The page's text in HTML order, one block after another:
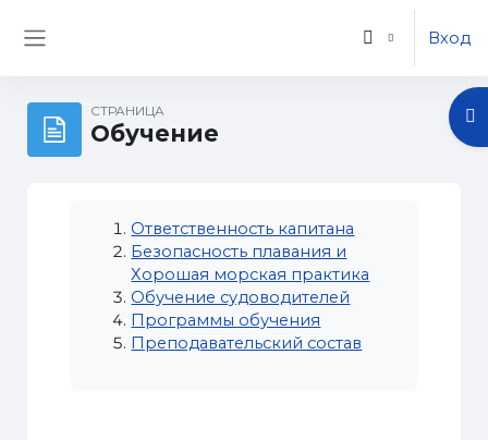
Вход
СТРАНИЦА
Обучение
Ответственность капитана
Безопасность плавания и
Хорошая морская практика
Обучение судоводителей
Программы обучения
Преподавательский состав